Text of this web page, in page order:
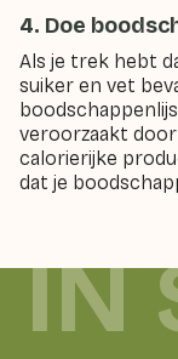
4. Doe
Als je trek hebt
suiker en vet
veroorzaakt
calorierijke
dat je